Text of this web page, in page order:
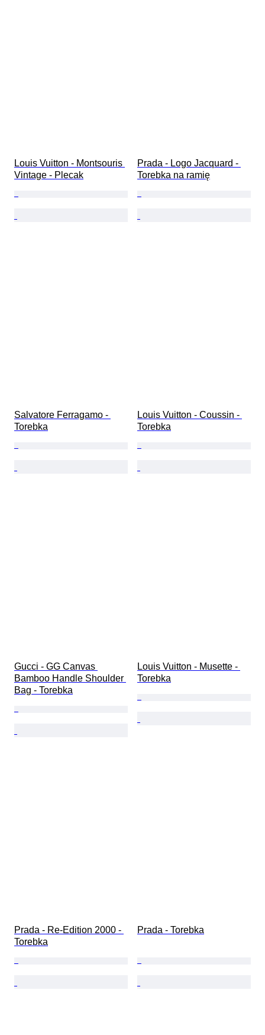
Louis Vuitton - Montsouris
Vintage - Plecak
Prada - Logo Jacquard -
Torebka na ramię
Salvatore Ferragamo -
Torebka
Louis Vuitton - Coussin -
Torebka
Gucci - GG Canvas
Bamboo Handle Shoulder
Bag - Torebka
Louis Vuitton - Musette -
Torebka
Prada - Re-Edition 2000 -
Torebka
Prada - Torebka